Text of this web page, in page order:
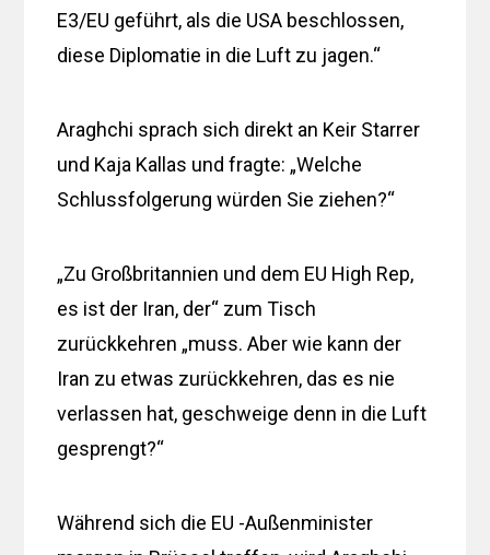
E3/EU geführt, als die USA beschlossen,
diese Diplomatie in die Luft zu jagen.“
Araghchi sprach sich direkt an Keir Starrer
und Kaja Kallas und fragte: „Welche
Schlussfolgerung würden Sie ziehen?“
„Zu Großbritannien und dem EU High Rep,
es ist der Iran, der“ zum Tisch
zurückkehren „muss. Aber wie kann der
Iran zu etwas zurückkehren, das es nie
verlassen hat, geschweige denn in die Luft
gesprengt?“
Während sich die EU -Außenminister